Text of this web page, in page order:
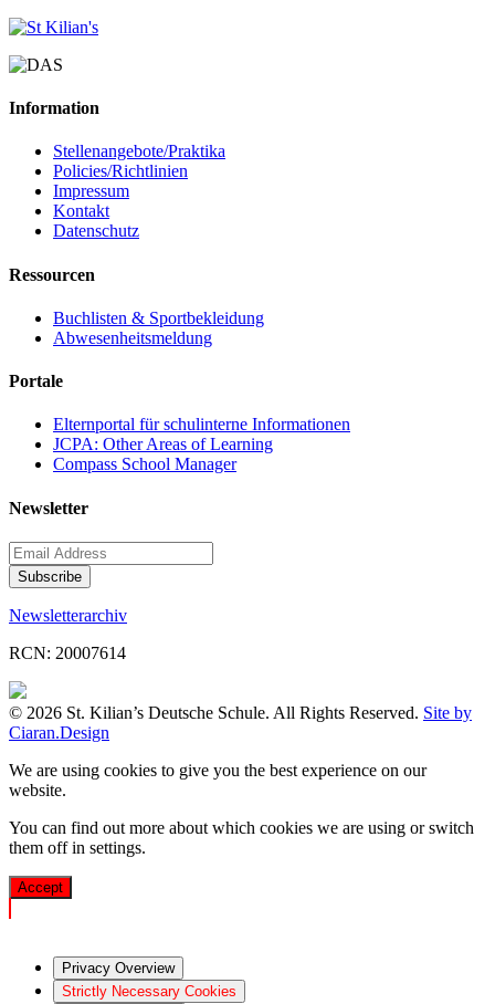
Information
Stellenangebote/Praktika
Policies/Richtlinien
Impressum
Kontakt
Datenschutz
Ressourcen
Buchlisten & Sportbekleidung
Abwesenheitsmeldung
Portale
Elternportal für schulinterne Informationen
JCPA: Other Areas of Learning
Compass School Manager
Newsletter
Newsletterarchiv
RCN: 20007614
© 2026 St. Kilian’s Deutsche Schule. All Rights Reserved. Site by
Ciaran.Design
We are using cookies to give you the best experience on our
website.
You can find out more about which cookies we are using or switch
them off in settings.
Accept
Privacy Overview
Strictly Necessary Cookies